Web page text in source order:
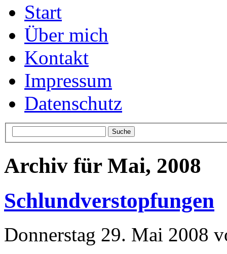
Start
Über mich
Kontakt
Impressum
Datenschutz
Archiv für Mai, 2008
Schlundverstopfungen
Donnerstag 29. Mai 2008